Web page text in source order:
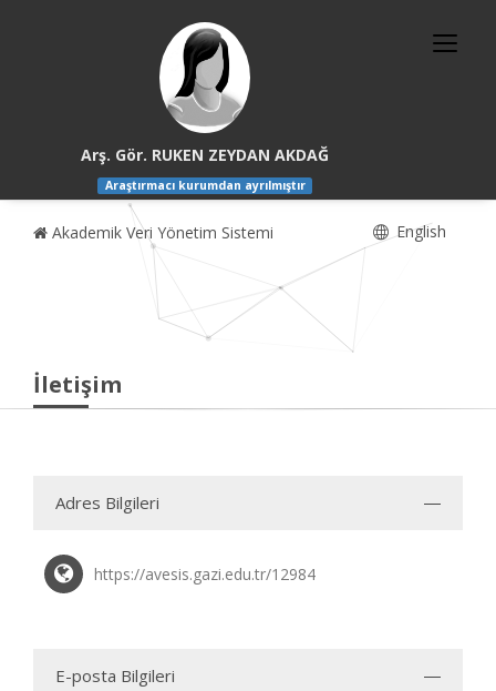
Arş. Gör. RUKEN ZEYDAN AKDAĞ
Araştırmacı kurumdan ayrılmıştır
Akademik Veri Yönetim Sistemi English
İletişim
Adres Bilgileri
https://avesis.gazi.edu.tr/12984
E-posta Bilgileri